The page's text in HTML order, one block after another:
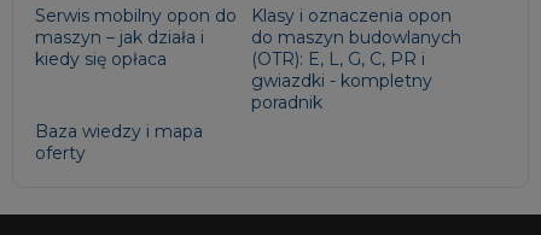
Serwis mobilny opon do
maszyn – jak działa i
kiedy się opłaca
Klasy i oznaczenia opon
do maszyn budowlanych
(OTR): E, L, G, C, PR i
gwiazdki - kompletny
poradnik
Baza wiedzy i mapa
oferty